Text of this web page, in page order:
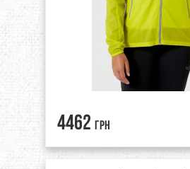
4462 грн